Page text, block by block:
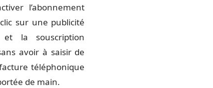
l’abonnement
sur une publicité
la souscription
avoir à saisir de
téléphonique
de main.